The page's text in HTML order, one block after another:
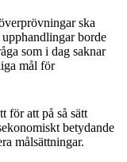
ska
borde
som i dag saknar
mål för
för att på så sätt
betydande
målsättningar.